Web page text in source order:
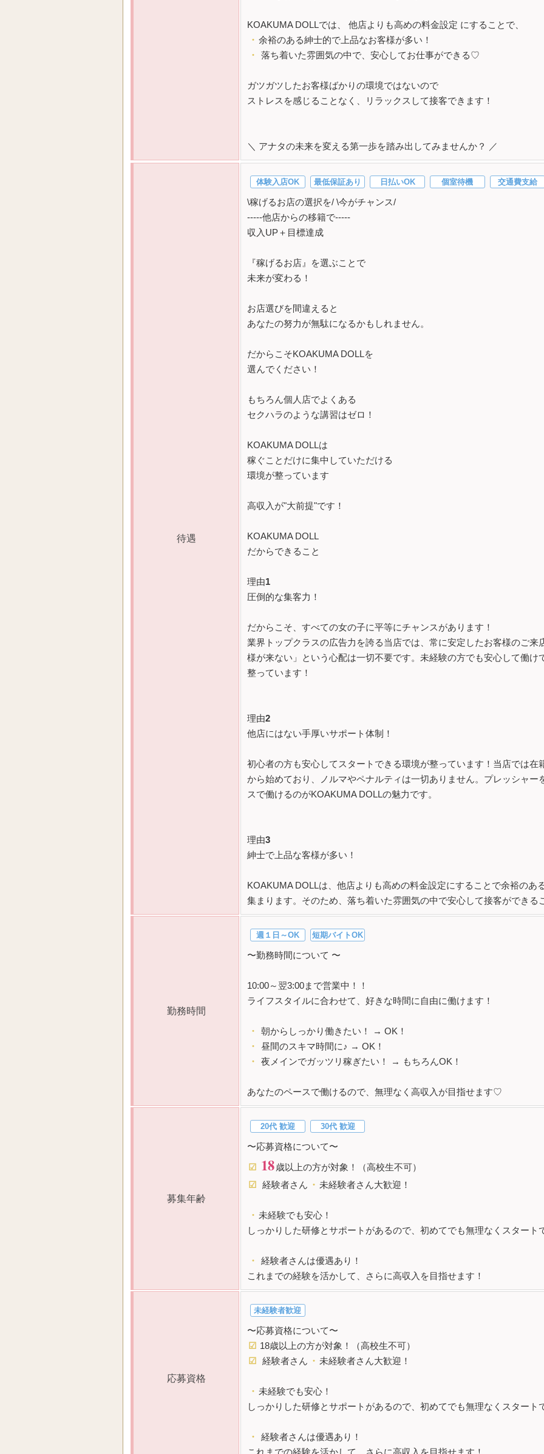
KOAKUMA DOLLでは、 他店よりも高めの料金設定 にすることで、
・ 余裕のある紳士的で上品なお客様が多い！
・
落ち着いた雰囲気の中で、安心してお仕事ができる♡
ガツガツしたお客様ばかりの環境ではないので
ストレスを感じることなく、リラックスして接客できます！
＼ アナタの未来を変える第一歩を踏み出してみませんか？ ／
待遇
体験入店OK 最低保証あり 日払いOK 個室待機 交通費支給
\稼げるお店の選択を/ \今がチャンス/
-----他店からの移籍で-----
収入UP＋目標達成
『稼げるお店』を選ぶことで
未来が変わる！
お店選びを間違えると
あなたの努力が無駄になるかもしれません。
だからこそKOAKUMA DOLLを
選んでください！
もちろん個人店でよくある
セクハラのような講習はゼロ！
KOAKUMA DOLLは
稼ぐことだけに集中していただける
環境が整っています
高収入が"大前提"です！
KOAKUMA DOLL
だからできること
理由1
圧倒的な集客力！
だからこそ、すべての女の子に平等にチャンスがあります！
業界トップクラスの広告力を誇る当店では、常に安定したお客様のご来
様が来ない」という心配は一切不要です。未経験の方でも安心して働け
整っています！
理由2
他店にはない手厚いサポート体制！
初心者の方も安心してスタートできる環境が整っています！当店では在
から始めており、ノルマやペナルティは一切ありません。プレッシャー
スで働けるのがKOAKUMA DOLLの魅力です。
理由3
紳士で上品な客様が多い！
KOAKUMA DOLLは、他店よりも高めの料金設定にすることで余裕のあ
集まります。そのため、落ち着いた雰囲気の中で安心して接客ができる
勤務時間
週１日～OK 短期バイトOK
〜勤務時間について 〜
10:00～翌3:00まで営業中！！
ライフスタイルに合わせて、好きな時間に自由に働けます！
・
朝からしっかり働きたい！ → OK！
・
昼間のスキマ時間に♪ → OK！
・
夜メインでガッツリ稼ぎたい！ → もちろんOK！
あなたのペースで働けるので、無理なく高収入が目指せます♡
募集年齢
20代 歓迎 30代 歓迎
〜応募資格について〜
☑ 18歳以上の方が対象！（高校生不可）
☑ 経験者さん ・ 未経験者さん大歓迎！
・ 未経験でも安心！
しっかりした研修とサポートがあるので、初めてでも無理なくスタート
・
経験者さんは優遇あり！
これまでの経験を活かして、さらに高収入を目指せます！
応募資格
未経験者歓迎
〜応募資格について〜
☑ 18歳以上の方が対象！（高校生不可）
☑ 経験者さん ・ 未経験者さん大歓迎！
・ 未経験でも安心！
しっかりした研修とサポートがあるので、初めてでも無理なくスタート
・
経験者さんは優遇あり！
これまでの経験を活かして、さらに高収入を目指せます！